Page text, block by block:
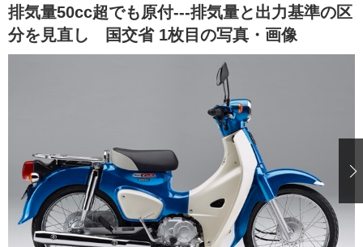
東海 関西
中国 四国
沖縄
ショップレポート 愛車 File
自動車豆知識 ストップ！不具合修理＆粗悪修理
鈑金・塗装
ディテイリング
ディテイリング 洗車
ヘッドライト磨き コーティング
鈑金・塗装
小キズ直し 防錆
特集記事
排気量50cc超でも原付---排気量と出力基準の区
分を見直し 国交省 1枚目の写真・画像